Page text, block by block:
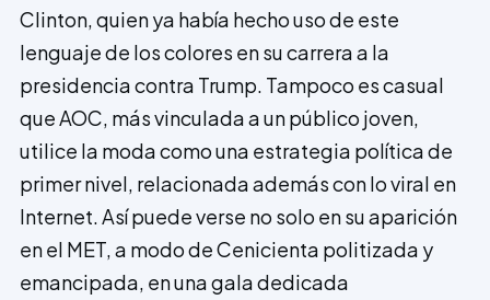
Clinton, quien ya había hecho uso de este
lenguaje de los colores en su carrera a la
presidencia contra Trump. Tampoco es casual
que AOC, más vinculada a un público joven,
utilice la moda como una estrategia política de
primer nivel, relacionada además con lo viral en
Internet. Así puede verse no solo en su aparición
en el MET, a modo de C­enicienta p­olitizada y
emancipada, en una gala dedicada